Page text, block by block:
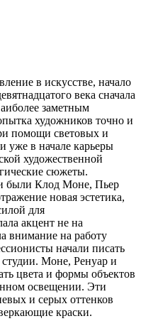
в искусстве, начало
века сначала
заметным
художников точно и
помощи световых и
уже в начале карьеры
художественной
сюжеты.
были Клод Моне, Пьер
новая эстетика,
для
акцент не на
внимание на работу
начали писать
Моне, Ренуар и
цвета и формы объектов
освещении. Эти
и серых оттенков
краски.